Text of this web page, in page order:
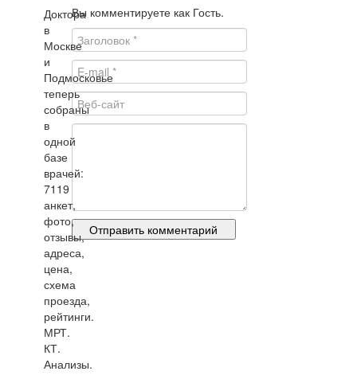
Вы комментируете как Гость.
Доктора
в
Москве
и
Подмосковье
теперь
собраны
в
одной
базе
врачей:
7119
анкет,
фото,
отзывы,
адреса,
цена,
схема
проезда,
рейтинги.
МРТ.
КТ.
Анализы.